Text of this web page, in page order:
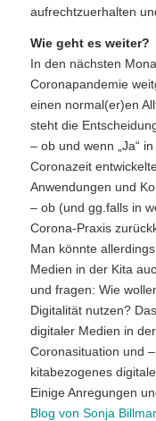
aufrechtzuerhalten
Wie geht es weiter?
In den nächsten
Coronapandemie
einen normal(er)en
steht die
– ob und wenn „Ja“
Coronazeit
Anwendungen und
– ob (und gg.falls in
Corona-Praxis
Man könnte
Medien in der Kita
und fragen: Wie
Digitalität nutzen?
digitaler Medien in
Coronasituation und
kitabezogenes
Einige Anregungen
Blog von Sonja